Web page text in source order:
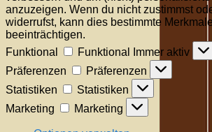
anzuzeigen. Wenn du nicht zustimmst
widerrufst, kann dies bestimmte
beeinträchtigen.
Funktional
Funktional
Immer aktiv
Präferenzen
Präferenzen
Statistiken
Statistiken
Marketing
Marketing